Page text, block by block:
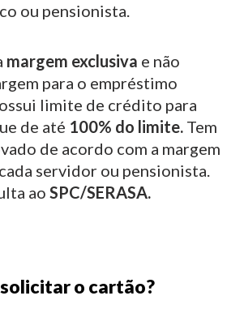
ou pensionista.
margem exclusiva e não
para o empréstimo
limite de crédito para
de até 100% do limite. Tem
de acordo com a margem
servidor ou pensionista.
ao SPC/SERASA.
o cartão?